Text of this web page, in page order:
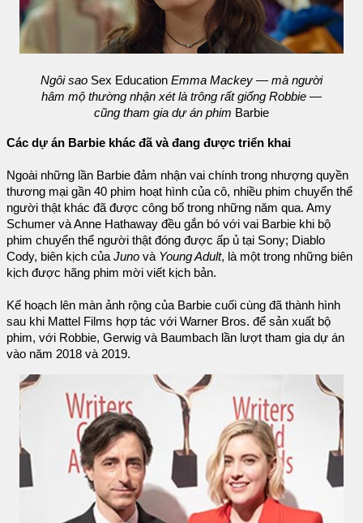
Ngôi sao Sex Education Emma Mackey — mà người
hâm mộ thường nhận xét là trông rất giống Robbie —
cũng tham gia dự án phim Barbie
Các dự án Barbie khác đã và đang được triển khai
Ngoài những lần Barbie đảm nhận vai chính trong nhượng quyền
thương mại gần 40 phim hoạt hình của cô, nhiều phim chuyển thể
người thật khác đã được công bố trong những năm qua. Amy
Schumer và Anne Hathaway đều gắn bó với vai Barbie khi bộ
phim chuyển thể người thật đóng được ấp ủ tại Sony; Diablo
Cody, biên kịch củaJuno và Young Adult, là một trong những biên
kịch được hãng phim mời viết kịch bản.
Kế hoạch lên màn ảnh rộng của Barbie cuối cùng đã thành hình
sau khi Mattel Films hợp tác với Warner Bros. để sản xuất bộ
phim, với Robbie, Gerwig và Baumbach lần lượt tham gia dự án
vào năm 2018 và 2019.